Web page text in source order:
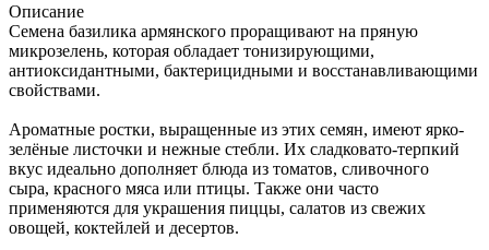
Описание
Семена базилика армянского проращивают на пряную
микрозелень, которая обладает тонизирующими,
антиоксидантными, бактерицидными и восстанавливающими
свойствами.
Ароматные ростки, выращенные из этих семян, имеют ярко-
зелёные листочки и нежные стебли. Их сладковато-терпкий
вкус идеально дополняет блюда из томатов, сливочного
сыра, красного мяса или птицы. Также они часто
применяются для украшения пиццы, салатов из свежих
овощей, коктейлей и десертов.